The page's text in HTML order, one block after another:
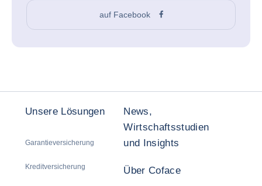
auf Facebook
Unsere Lösungen
Garantieversicherung
Kreditversicherung
News,
Wirtschaftsstudien
und Insights
Über Coface